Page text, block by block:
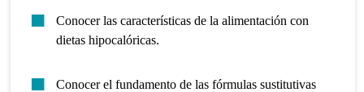
Conocer las características de la alimentación con
dietas hipocalóricas.
Conocer el fundamento de las fórmulas sustitutivas